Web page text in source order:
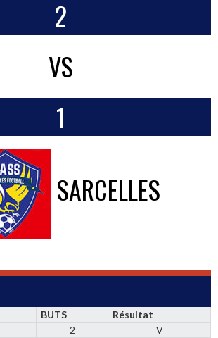
2
VS
1
SARCELLES
BUTS
Résultat
2
V